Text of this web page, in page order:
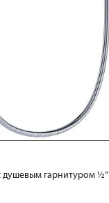
душевым гарнитуром ½“